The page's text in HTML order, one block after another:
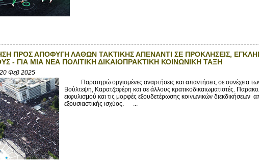
ΠΡΟΣ ΑΠΟΦΥΓΗ ΛΑΘΩΝ ΤΑΚΤΙΚΗΣ ΑΠΕΝΑΝΤΙ ΣΕ ΠΡΟΚΛΗΣΕΙΣ,
- ΓΙΑ ΜΙΑ ΝΕΑ ΠΟΛΙΤΙΚΗ ΔΙΚΑΙΟΠΡΑΚΤΙΚΗ ΚΟΙΝΩΝΙΚΗ ΤΑΞΗ
Φεβ 2025
Παρατηρώ οργισμένες αναρτήσεις και απαντήσεις σε συνέχεια
Βούλτεψη, Καρατζαφέρη και σε άλλους κρατικοδικαιωματιστές.
εκφυλισμού και τις μορφές εξουδετέρωσης κοινωνικών διεκδικήσεων
εξουσιαστικής ισχύος. ...